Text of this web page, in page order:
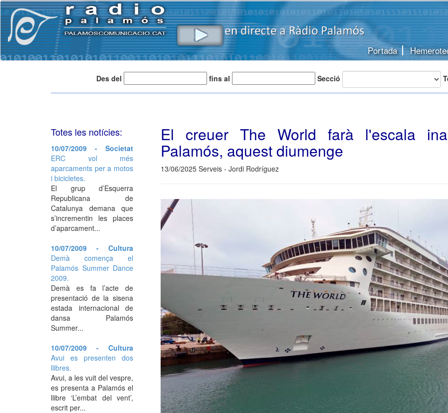
Portada
Des del fins al Secció
El creuer The World farà l'escala
Palamós, aquest diumenge
13/06/2025 Serveis - Jordi Rodríguez
Totes les notícies:
10/07/2009 - Societat
ERC vol més
aparcaments per a motos
i bicicletes.
El grup d’Esquerra
Republicana de
Catalunya demana que
s’incrementin les places
d’aparcament...
10/07/2009 - Cultura
Demà comença el
Palamós Summer Dance
2009.
Demà es fa l’acte de
presentació de la sisena
estada internacional de
dansa Palamós
Summer...
10/07/2009 - Cultura
Avui es presenten dos
llibres.
Avui, a les vuit del vespre,
es presenta a Palamós el
llibre ‘L’embat del vent’,
escrit per...